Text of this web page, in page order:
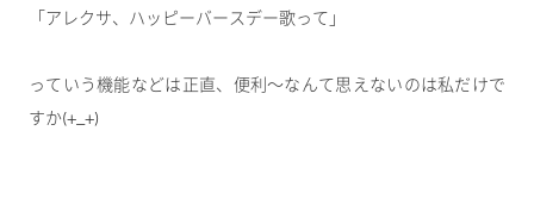
「アレクサ、ハッピーバースデー歌って」
っていう機能などは正直、便利～なんて思えないのは私だけで
すか(+_+)